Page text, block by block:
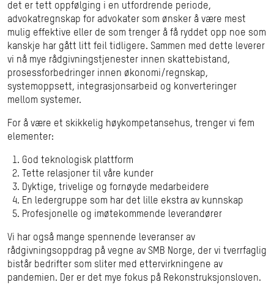
det er tett oppfølging i en utfordrende periode,
advokatregnskap for advokater som ønsker å være mest
mulig effektive eller de som trenger å få ryddet opp noe som
kanskje har gått litt feil tidligere. Sammen med dette leverer
vi nå mye rådgivningstjenester innen skattebistand,
prosessforbedringer innen økonomi/regnskap,
systemoppsett, integrasjonsarbeid og konverteringer
mellom systemer.
For å være et skikkelig høykompetansehus, trenger vi fem
elementer:
God teknologisk plattform
Tette relasjoner til våre kunder
Dyktige, trivelige og fornøyde medarbeidere
En ledergruppe som har det lille ekstra av kunnskap
Profesjonelle og imøtekommende leverandører
Vi har også mange spennende leveranser av
rådgivningsoppdrag på vegne av SMB Norge, der vi tverrfaglig
bistår bedrifter som sliter med ettervirkningene av
pandemien. Der er det mye fokus på Rekonstruksjonsloven.